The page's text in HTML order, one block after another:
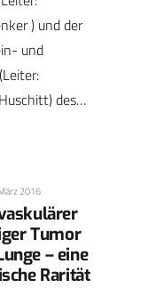
) und der
und
des…
2016
Tumor
– eine
Rarität